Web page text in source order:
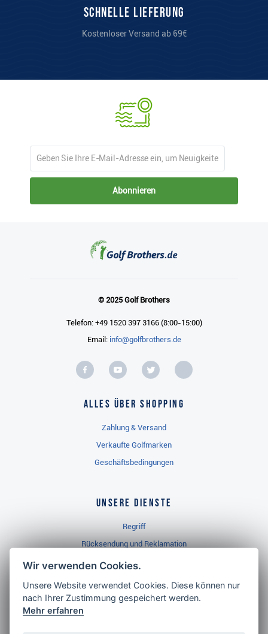
Schnelle Lieferung
Kostenloser Versand ab 69€
Abonnieren
© 2025 Golf Brothers
Telefon: +49 1520 397 3166 (8:00-15:00)
Email: info@golfbrothers.de
Alles über Shopping
Zahlung & Versand
Verkaufte Golfmarken
Geschäftsbedingungen
Unsere Dienste
Regriff
Rücksendung und Reklamation
Widerrufsbelehrung
Golf Brothers.de
Wir verwenden Cookies.
Unsere Website verwendet Cookies. Diese können nur
nach Ihrer Zustimmung gespeichert werden.
Mehr erfahren